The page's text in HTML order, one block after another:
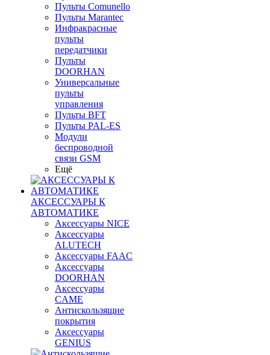
Пульты Сomunello
Пульты Marantec
Инфракрасные
пульты
передатчики
Пульты
DOORHAN
Универсальные
пульты
управления
Пульты BFT
Пульты PAL-ES
Модули
беспроводной
связи GSM
Ещё
АКСЕССУАРЫ К
АВТОМАТИКЕ
Аксессуары NICE
Аксессуары
ALUTECH
Аксессуары FAAC
Аксессуары
DOORHAN
Аксессуары
CAME
Антискользящие
покрытия
Аксессуары
GENIUS